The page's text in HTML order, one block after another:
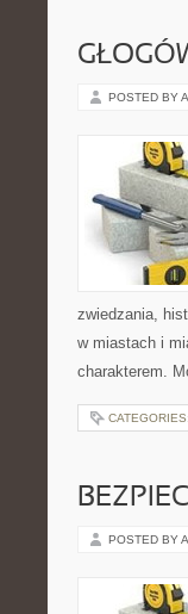
POSTED BY
zwiedzania,
w miastach i
charakterem.
CATEGORIES:
POSTED BY